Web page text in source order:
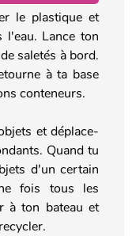
le plastique et
l'eau. Lance ton
saletés à bord.
à ta base
conteneurs.
et déplace-
Quand tu
d'un certain
fois tous les
à ton bateau et